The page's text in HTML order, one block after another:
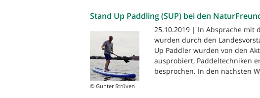
Stand Up Paddling (SUP) bei den
© Gunter Strüven
25.10.2019 | In Absprache mit
wurden durch den
Up Paddler wurden von den
ausprobiert, Paddeltechniken
besprochen. In den nächsten